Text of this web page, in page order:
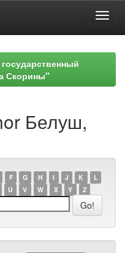
Скорины"
Белуш,
F G H I J K
L
U V W X Y Z